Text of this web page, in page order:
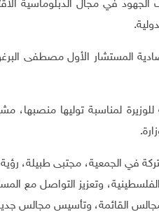
في مجال الدبلوماسية
.
المستشار الأول مصطفى
لمناسبة توليها منصبها،
.
في الجمعية، مجتبى طبيلة،
وتعزيز التواصل مع
القائمة، وتأسيس مجالس